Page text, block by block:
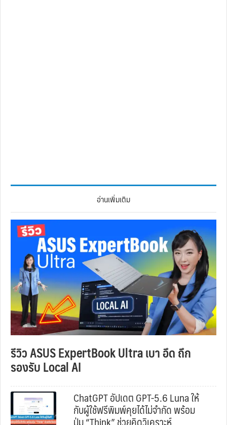
อ่านเพิ่มเติม
รีวิว ASUS ExpertBook Ultra เบา อึด ถึก
รองรับ Local AI
ChatGPT อัปเดต GPT-5.6 Luna ให้
กับผู้ใช้ฟรีพิมพ์คุยได้ไม่จำกัด พร้อม